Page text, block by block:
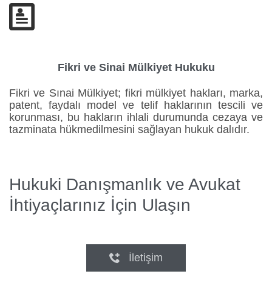

Fikri ve Sinai Mülkiyet Hukuku
Fikri ve Sınai Mülkiyet; fikri mülkiyet hakları, marka,
patent, faydalı model ve telif haklarının tescili ve
korunması, bu hakların ihlali durumunda cezaya ve
tazminata hükmedilmesini sağlayan hukuk dalıdır.
Hukuki Danışmanlık ve Avukat
İhtiyaçlarınız İçin Ulaşın
 İletişim